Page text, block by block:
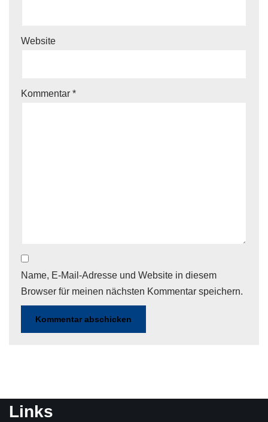
Website
Kommentar *
Name, E-Mail-Adresse und Website in diesem
Browser für meinen nächsten Kommentar speichern.
Links